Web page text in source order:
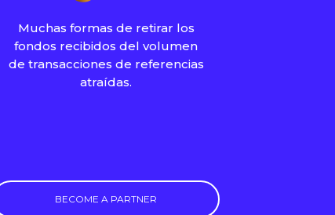
Muchas formas de retirar los
fondos recibidos del volumen
de transacciones de referencias
atraídas.
BECOME A PARTNER